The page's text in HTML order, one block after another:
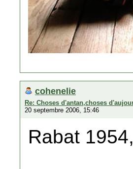
cohenelie
Re: Choses d'antan,choses
20 septembre 2006, 15:46
Rabat 1954,